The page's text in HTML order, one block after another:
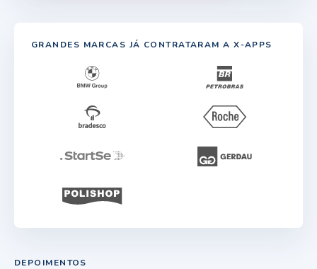
GRANDES MARCAS JÁ CONTRATARAM A X-APPS
DEPOIMENTOS